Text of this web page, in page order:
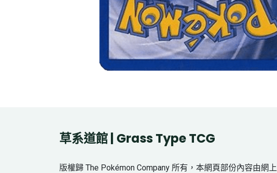
草系道館 | Grass Type TCG
版權歸 The Pokémon Company 所有，本網頁部份內容由網上